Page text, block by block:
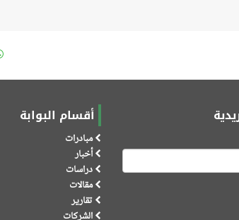
أقسام البوابة
مبادرات
أخبار
دراسات
مقالات
تقارير
الشركات